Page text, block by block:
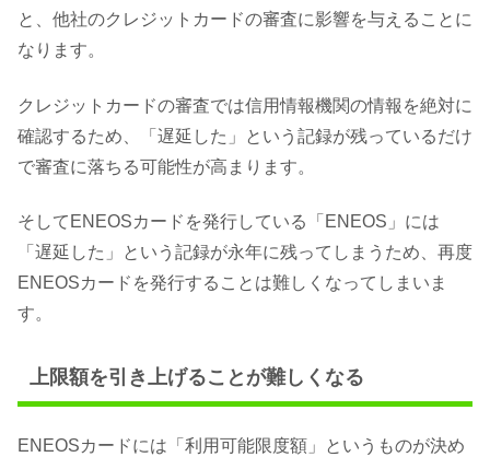
と、他社のクレジットカードの審査に影響を与えることに
なります。
クレジットカードの審査では信用情報機関の情報を絶対に
確認するため、「遅延した」という記録が残っているだけ
で審査に落ちる可能性が高まります。
そしてENEOSカードを発行している「ENEOS」には
「遅延した」という記録が永年に残ってしまうため、再度
ENEOSカードを発行することは難しくなってしまいま
す。
上限額を引き上げることが難しくなる
ENEOSカードには「利用可能限度額」というものが決め